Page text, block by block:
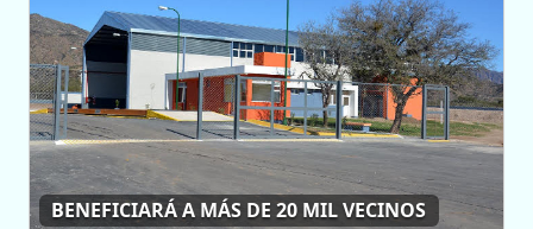
BENEFICIARÁ A MÁS DE 20 MIL VECINOS